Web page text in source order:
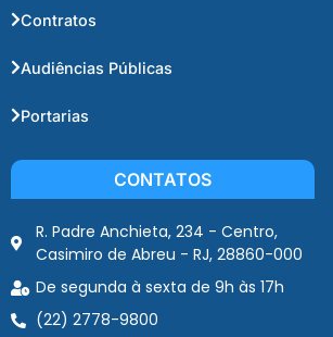
Contratos
Audiências Públicas
Portarias
CONTATOS
R. Padre Anchieta, 234 - Centro,
Casimiro de Abreu - RJ, 28860-000
De segunda à sexta de 9h às 17h
(22) 2778-9800